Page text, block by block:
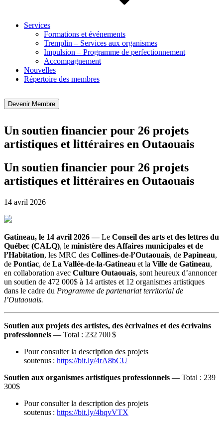
Services
Formations et événements
Tremplin – Services aux organismes
Impulsion – Programme de perfectionnement
Accompagnement
Nouvelles
Répertoire des membres
Devenir Membre
Un soutien financier pour 26 projets
artistiques et littéraires en Outaouais
Un soutien financier pour 26 projets
artistiques et littéraires en Outaouais
14 avril 2026
Gatineau, le 14 avril 2026 —Le Conseil des arts et des lettres du
Québec (CALQ), le ministère des Affaires municipales et de
l’Habitation, les MRC des Collines-de-l’Outaouais, de Papineau,
de Pontiac, de La Vallée-de-la-Gatineau et la Ville de Gatineau,
en collaboration avec Culture Outaouais, sont heureux d’annoncer
un soutien de 472 000$ à 14 artistes et 12 organismes artistiques
dans le cadre du Programme de partenariat territorial de
l’Outaouais.
Soutien aux projets des artistes, des écrivaines et des écrivains
professionnels — Total : 232 700 $
Pour consulter la description des projets
soutenus : https://bit.ly/4rA8bCU
Soutien aux organismes artistiques professionnels — Total : 239
300$
Pour consulter la description des projets
soutenus : https://bit.ly/4bqvVTX